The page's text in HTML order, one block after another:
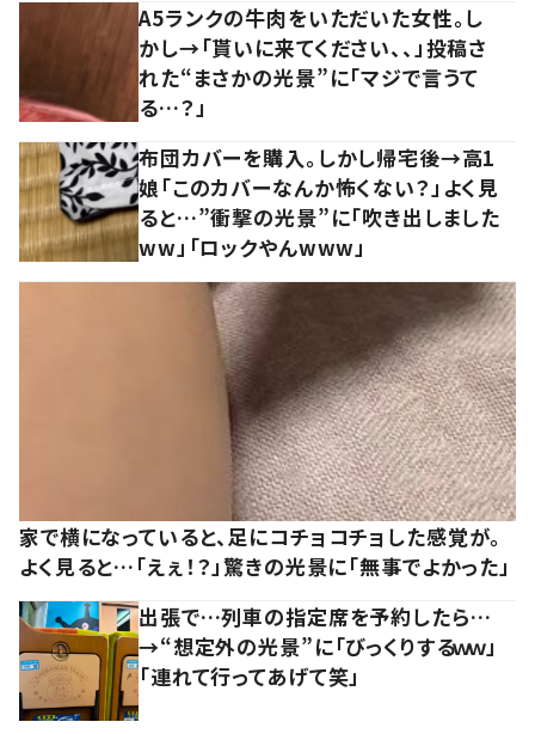
A5ランクの牛肉をいただいた女性。し
かし→「貰いに来てください、、」投稿さ
れた“まさかの光景”に「マジで言うて
る…？」
布団カバーを購入。しかし帰宅後→高1
娘「このカバーなんか怖くない？」よく見
ると…”衝撃の光景”に「吹き出しました
ww」「ロックやんwww」
家で横になっていると、足にコチョコチョした感覚が。
よく見ると…「えぇ！？」驚きの光景に「無事でよかった」
出張で…列車の指定席を予約したら…
→“想定外の光景”に「びっくりするｗｗ」
「連れて行ってあげて笑」